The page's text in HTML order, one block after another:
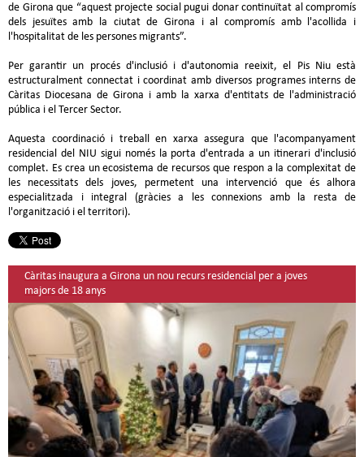
de Girona que “aquest projecte social pugui donar continuïtat al compromís
dels jesuïtes amb la ciutat de Girona i al compromís amb l'acollida i
l'hospitalitat de les persones migrants”.
Per garantir un procés d'inclusió i d'autonomia reeixit, el Pis Niu està
estructuralment connectat i coordinat amb diversos programes interns de
Càritas Diocesana de Girona i amb la xarxa d'entitats de l'administració
pública i el Tercer Sector.
Aquesta coordinació i treball en xarxa assegura que l'acompanyament
residencial del NIU sigui només la porta d'entrada a un itinerari d'inclusió
complet. Es crea un ecosistema de recursos que respon a la complexitat de
les necessitats dels joves, permetent una intervenció que és alhora
especialitzada i integral (gràcies a les connexions amb la resta de
l'organització i el territori).
Càritas inaugura a Girona un nou recurs residencial per a joves
majors de 18 anys